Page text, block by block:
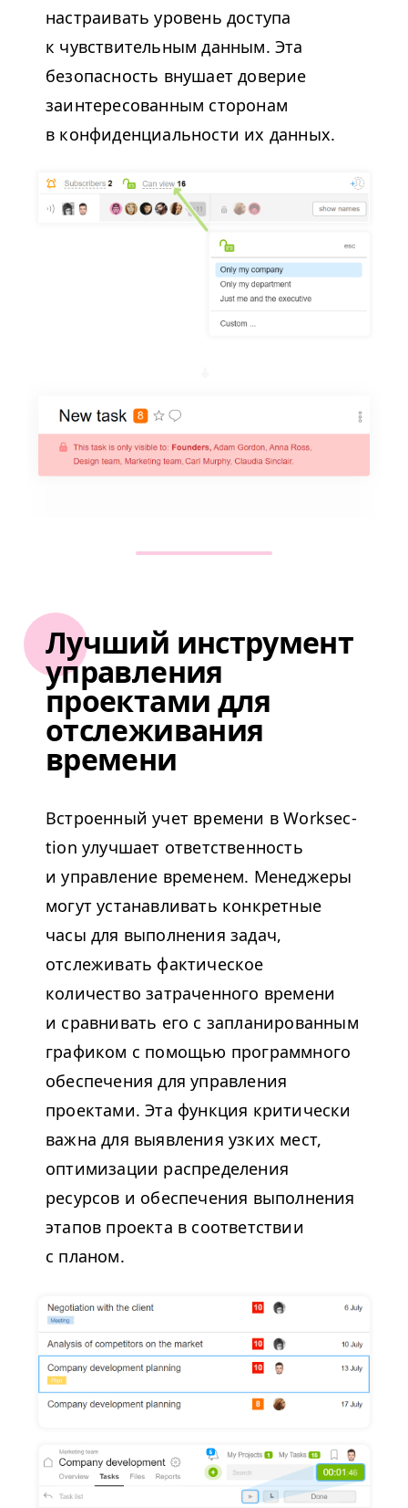
настраивать уровень доступа
к чувствительным данным. Эта
безопасность внушает доверие
заинтересованным сторонам
в конфиденциальности их данных.
Лучший инструмент
управления
проектами для
отслеживания
времени
Встроенный учет времени в Work­sec­
tion улучшает ответственность
и управление временем. Менеджеры
могут устанавливать конкретные
часы для выполнения задач,
отслеживать фактическое
количество затраченного времени
и сравнивать его с запланированным
графиком с помощью программного
обеспечения для управления
проектами. Эта функция критически
важна для выявления узких мест,
оптимизации распределения
ресурсов и обеспечения выполнения
этапов проекта в соответствии
с планом.